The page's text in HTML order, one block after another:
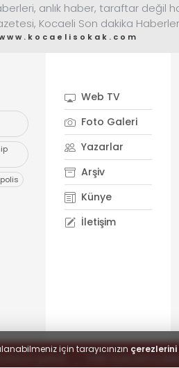
anlık haber, taraftar değil
Kocaeli Son dakika
Web TV
Foto Galeri
Yazarlar
Arşiv
Künye
İletişim
için tarayıcınızın